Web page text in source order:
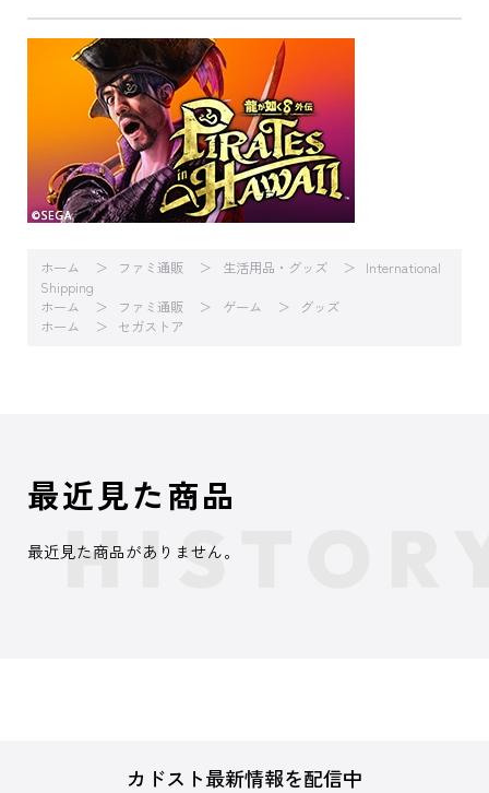
ホーム ファミ通販 生活用品・グッズ
International
Shipping
ホーム
ファミ通販 ゲーム
グッズ
ホーム
セガストア
最近見た商品
最近見た商品がありません。
カドスト最新情報を配信中